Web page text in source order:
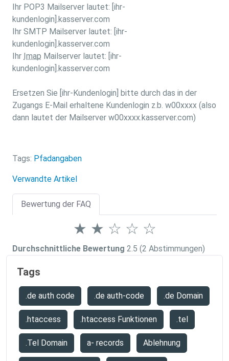
Ihr POP3 Mailserver lautet: [ihr-
kundenlogin].kasserver.com
Ihr SMTP Mailserver lautet: [ihr-
kundenlogin].kasserver.com
Ihr Imap Mailserver lautet: [ihr-
kundenlogin].kasserver.com
Ersetzen Sie [ihr-Kundenlogin] bitte durch das in der
Zugangs E-Mail erhaltene Kundenlogin z.b. w00xxxx (also
dann lautet der Mailserver w00xxxx.kasserver.com)
Tags: Pfadangaben
Verwandte Artikel
Bewertung der FAQ
☆
☆
☆
★
★
Durchschnittliche Bewertung 2.5 (2 Abstimmungen)
Tags
.de auth code .de auth-code .de Domain
.htaccess .htaccess Funktionen .tel
.Tel Domain a- records Ablehnung